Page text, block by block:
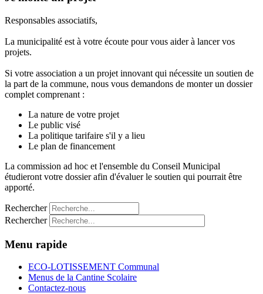
Responsables associatifs,
La municipalité est à votre écoute pour vous aider à lancer vos
projets.
Si votre association a un projet innovant qui nécessite un soutien de
la part de la commune, nous vous demandons de monter un dossier
complet comprenant :
La nature de votre projet
Le public visé
La politique tarifaire s'il y a lieu
Le plan de financement
La commission ad hoc et l'ensemble du Conseil Municipal
étudieront votre dossier afin d'évaluer le soutien qui pourrait être
apporté.
Rechercher
Rechercher
Menu rapide
ECO-LOTISSEMENT Communal
Menus de la Cantine Scolaire
Contactez-nous